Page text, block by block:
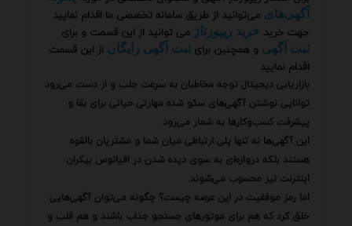
آگهی‌های می‌توانید از طریق سامانه تخصصی ما اقدام نمایید
جهت خرید خرید ریپورتاژ می توانید از این قسمت و برای
ثبت آگهی و همچنین برای ثبت آگهی رایگان از این قسمت
اقدام نمایید
بازاریابی دیجیتال توجه مخاطبان به سرعت جلب و از دست می‌رود
توانایی نوشتن آگهی‌های سئو شده مهارتی حیاتی برای بقا و
پیشرفت کسب‌وکارها به شمار می‌رود.
این آگهی‌ها نه تنها پلی ارتباطی میان شما و مشتریان بالقوه
هستند بلکه دروازه‌ای به سوی دیده شدن در اقیانوس بیکران
اینترنت نیز محسوب می‌شوند.
اما رمز موفقیت در این عرصه چیست؟ چگونه می‌توان آگهی‌هایی
خلق کرد که هم برای موتورهای جستجو جذاب باشند و هم قلب و